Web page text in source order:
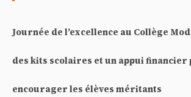
Journée de l’excellence au Collège
des kits scolaires et un appui financier
encourager les élèves méritants